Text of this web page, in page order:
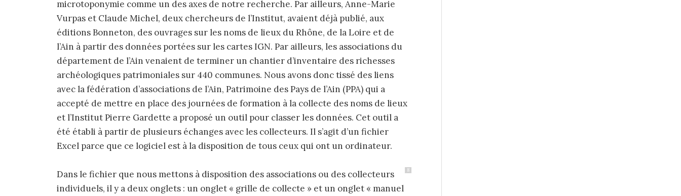
microtoponymie comme un des axes de notre recherche. Par ailleurs, Anne-Marie
Vurpas et Claude Michel, deux chercheurs de l’Institut, avaient déjà publié, aux
éditions Bonneton, des ouvrages sur les noms de lieux du Rhône, de la Loire et de
l’Ain à partir des données portées sur les cartes IGN. Par ailleurs, les associations du
département de l’Ain venaient de terminer un chantier d’inventaire des richesses
archéologiques patrimoniales sur 440 communes. Nous avons donc tissé des liens
avec la fédération d’associations de l’Ain, Patrimoine des Pays de l’Ain (PPA) qui a
accepté de mettre en place des journées de formation à la collecte des noms de lieux
et l’Institut Pierre Gardette a proposé un outil pour classer les données. Cet outil a
été établi à partir de plusieurs échanges avec les collecteurs. Il s’agit d’un fichier
Excel parce que ce logiciel est à la disposition de tous ceux qui ont un ordinateur.
8
Dans le fichier que nous mettons à disposition des associations ou des collecteurs
individuels, il y a deux onglets : un onglet « grille de collecte » et un onglet « manuel